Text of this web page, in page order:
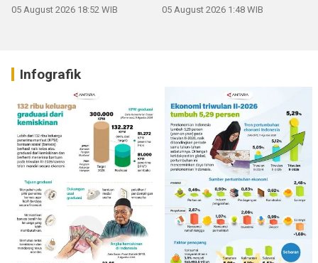
05 August 2026 18:52 WIB 05 August 2026 1:48 WIB
Infografik